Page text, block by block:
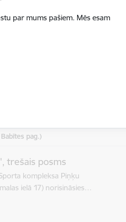
par mums pašiem. Mēs esam
lielisku un aktīvu dienu Piņķos -
pag.)
trešais posms
kompleksa Piņķu
ielā 17) norisināsies…